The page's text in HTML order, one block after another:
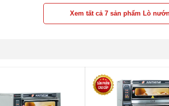
Xem tất cả 7 sản phẩm Lò